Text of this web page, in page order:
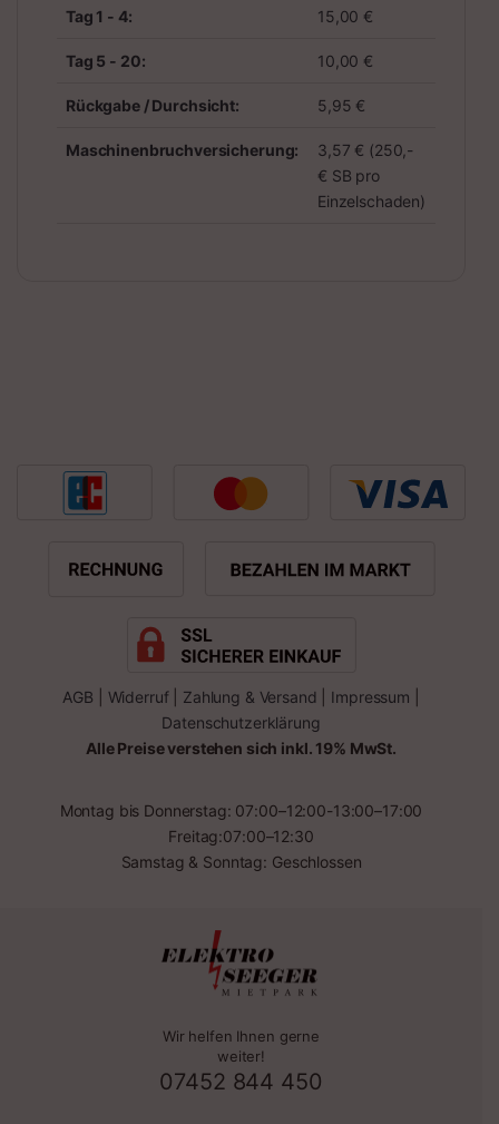
Tag 1 - 4: 15,00 €
Tag 5 - 20: 10,00 €
Rückgabe / Durchsicht: 5,95 €
Maschinenbruchversicherung:
3,57 € (250,-
€ SB pro
Einzelschaden)
AGB Widerruf| Zahlung & Versand Impressum
Datenschutzerklärung
Alle Preise verstehen sich inkl. 19% MwSt.
Montag bis Donnerstag: 07:00–12:00-13:00–17:00
Freitag:07:00–12:30
Samstag & Sonntag: Geschlossen
Wir helfen Ihnen gerne
weiter!
07452 844 450